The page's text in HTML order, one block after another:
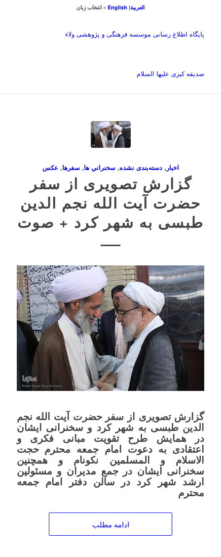
العربیة|
English « انتخاب زبان
پایگاه اطلاع رسانی موسسه فرهنگی و پژوهشی ولاء
صدیقه کبری علیها السلام
اخبار ,دسته‌بندی نشده,سخنراني ها,سفرها, عکس
گزارش تصویری از سفر
حضرت آیت الله نجم الدین
طبسی به شهر کرد + صوت
گزارش تصویری از سفر حضرت آیت الله نجم
الدین طبسی به شهر کرد و سخنرانی ایشان
در همایش طرح تقویت مبانی فکری و
اعتقادی به دعوت امام جمعه محترم حجت
الاسلام و المسلمین نکونام و همچنین
سخنرانی ایشان در جمع مدیران و مسئولین
ارشد شهر کرد در سالن دفتر امام جمعه
محترم
ادامه مطلب